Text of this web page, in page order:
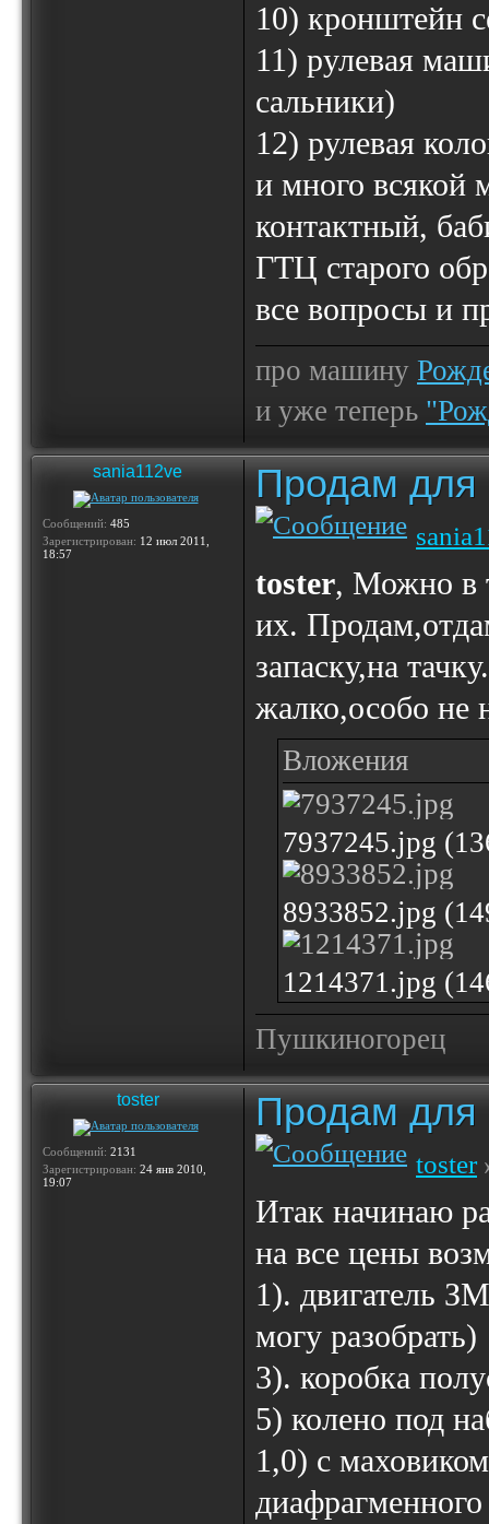
10) кронштейн
11) рулевая
сальники)
12) рулевая
и много всякой
контактный,
ГТЦ старого
все вопросы и
про машину
и уже теперь
sania112ve
Сообщений: 485
Зарегистрирован: 12 июл 2011,
18:57
Продам
toster, Можно в
их.
запаску,на
жалко,особо не
Вложения
7937245.jpg
8933852.jpg
1214371.jpg
Пушкиногорец
toster
Сообщений: 2131
Зарегистрирован: 24 янв 2010,
19:07
Продам
toster
Итак начинаю
на все цены
1). двигатель
могу разобрать)
3). коробка
5) колено под
1,0) с